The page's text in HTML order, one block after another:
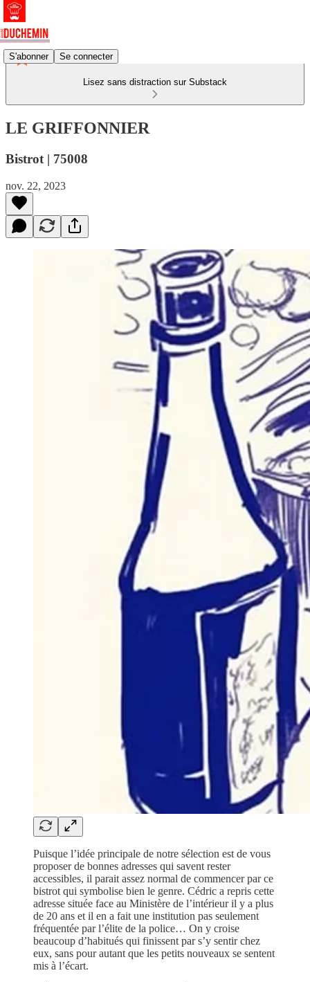
S'abonner Se connecter
Lisez sans distraction sur Substack
LE GRIFFONNIER
Bistrot | 75008
nov. 22, 2023
Puisque l’idée principale de notre sélection est de vous
proposer de bonnes adresses qui savent rester
accessibles, il parait assez normal de commencer par ce
bistrot qui symbolise bien le genre. Cédric a repris cette
adresse située face au Ministère de l’intérieur il y a plus
de 20 ans et il en a fait une institution pas seulement
fréquentée par l’élite de la police… On y croise
beaucoup d’habitués qui finissent par s’y sentir chez
eux, sans pour autant que les petits nouveaux se sentent
mis à l’écart.